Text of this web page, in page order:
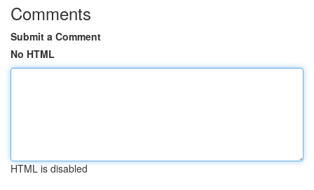
Comments
Submit a Comment
No HTML
HTML is disabled